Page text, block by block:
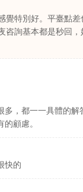
覺特別好。平臺點
詢基本都是秒回
，都一一具體的
顧慮。
快的